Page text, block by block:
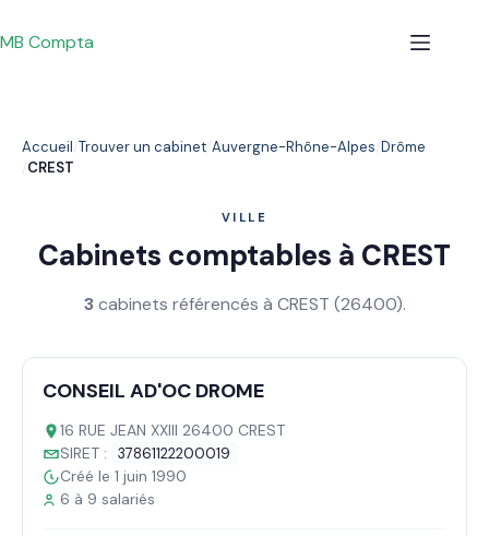
au
contenu
MB Compta
Accueil Trouver un cabinet Auvergne-Rhône-Alpes Drôme
CREST
VILLE
Cabinets comptables à CREST
3cabinets référencés à CREST (26400).
CONSEIL AD'OC DROME
16 RUE JEAN XXIII 26400 CREST
SIRET :
37861122200019
Créé le 1 juin 1990
6 à 9 salariés